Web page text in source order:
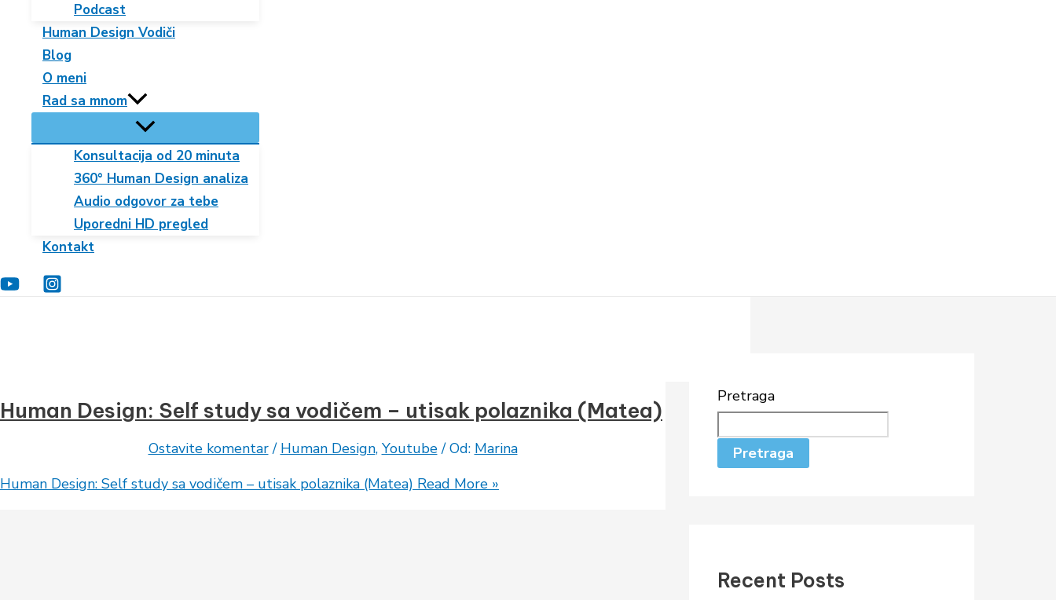
Podcast
Human Design Vodiči
Blog
O meni
Rad sa mnom
Konsultacija od 20 minuta
360° Human Design analiza
Audio odgovor za tebe
Uporedni HD pregled
Kontakt
Human Design: Self study sa vodičem – utisak polaznika (Matea)
Ostavite komentar / Human Design, Youtube/ Od: Marina
Human Design: Self study sa vodičem – utisak polaznika (Matea) Read More »
Pretraga
Pretraga
Recent Posts